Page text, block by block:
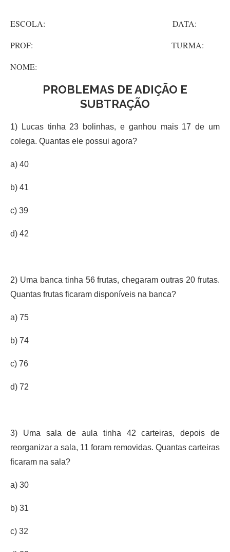
ESCOLA: DATA:
PROF: TURMA:
NOME:
PROBLEMAS DE ADIÇÃO E
SUBTRAÇÃO
1) Lucas tinha 23 bolinhas, e ganhou mais 17 de um
colega. Quantas ele possui agora?
a) 40
b) 41
c) 39
d) 42
2) Uma banca tinha 56 frutas, chegaram outras 20 frutas.
Quantas frutas ficaram disponíveis na banca?
a) 75
b) 74
c) 76
d) 72
3) Uma sala de aula tinha 42 carteiras, depois de
reorganizar a sala, 11 foram removidas. Quantas carteiras
ficaram na sala?
a) 30
b) 31
c) 32